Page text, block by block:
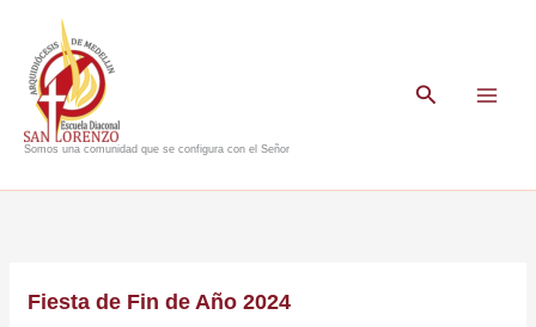
contenido
Somos una comunidad que se configura con el Señor
Buscar
Fiesta de Fin de Año 2024